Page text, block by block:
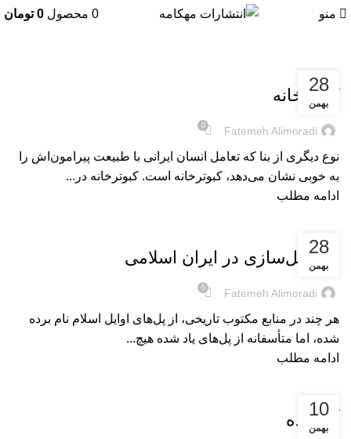
منو 0 محصول 0 تومان
28
بهمن
کبوترخانه
Fatemeh Alimoradi
0
نوع دیگری از بنا که تعامل انسان ایرانی با طبیعت پیرامون‌اش را
به خوبی نشان می‌دهد، کبوترخانه است. کبوترخانه در...
ادامه مطلب
28
بهمن
پل و پل‌سازی در ایران اسلامی
Fatemeh Alimoradi
0
هر چند در منابع مکتوب تاریخی، از پل‌های اوایل اسلام نام برده
شده، اما متأسفانه از پل‌های یاد شده هیچ...
ادامه مطلب
10
بهمن
آتشکده